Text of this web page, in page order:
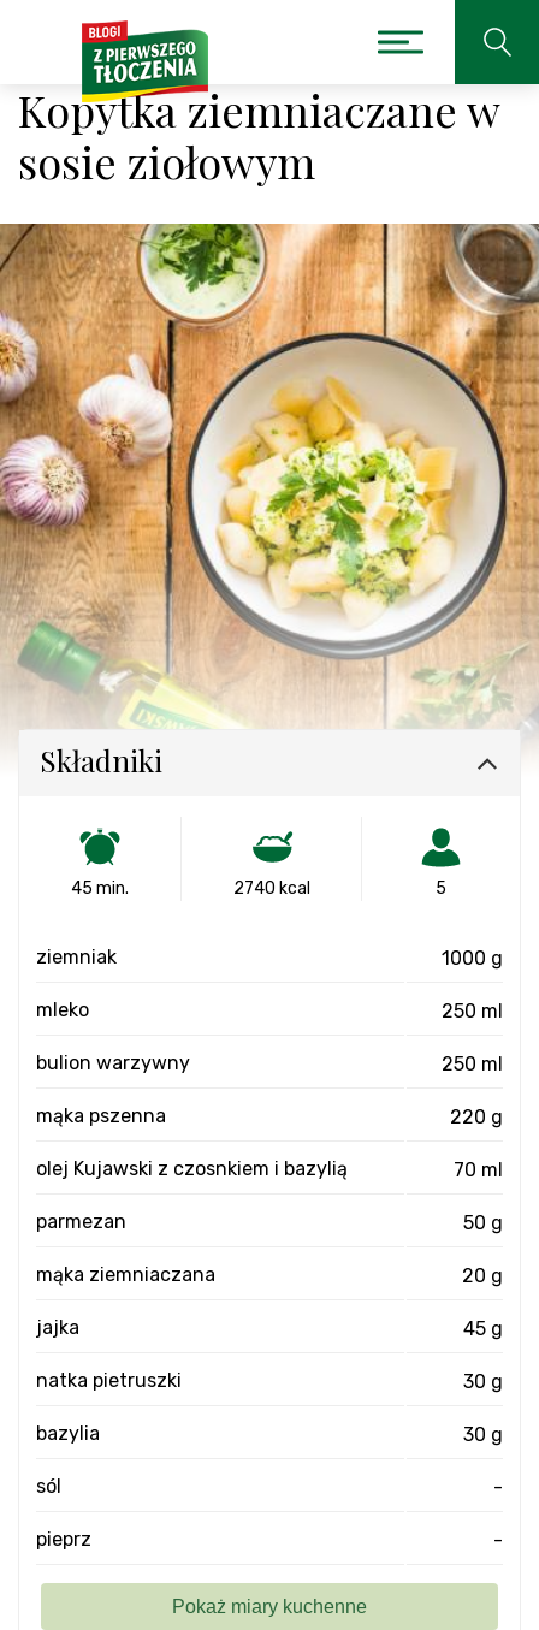
Kopytka ziemniaczane w
sosie ziołowym
Składniki
45 min. 2740 kcal 5
ziemniak 1000 g
mleko 250 ml
bulion warzywny 250 ml
mąka pszenna 220 g
olej Kujawski z czosnkiem i bazylią 70 ml
parmezan 50 g
mąka ziemniaczana 20 g
jajka 45 g
natka pietruszki 30 g
bazylia 30 g
sól -
pieprz -